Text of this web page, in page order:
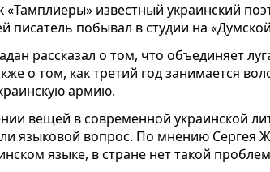
«Тамплиеры» известный украинский
писатель побывал в студии на
рассказал о том, что объединяет
о том, как третий год занимается
армию.
вещей в современной украинской
языковой вопрос. По мнению Сергея
языке, в стране нет такой